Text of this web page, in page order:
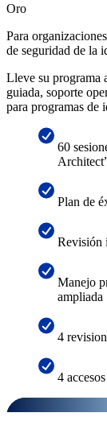
Oro
Para
de seguridad de la
Lleve su programa
guiada, soporte
para programas de
60
Plan de
Revisión
Manejo
ampliada
4
4